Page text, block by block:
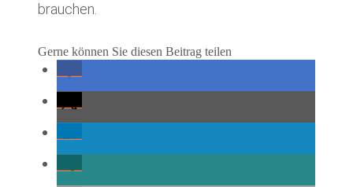
brauchen.
Gerne können Sie diesen Beitrag teilen